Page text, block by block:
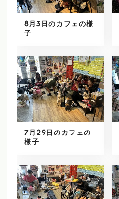
8月3日のカフェの様
子
7月29日のカフェの
様子